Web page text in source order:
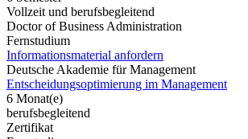
Vollzeit und berufsbegleitend
Doctor of Business Administration
Fernstudium
Informationsmaterial anfordern
Deutsche Akademie für Management
Entscheidungsoptimierung im Management
6 Monat(e)
berufsbegleitend
Zertifikat